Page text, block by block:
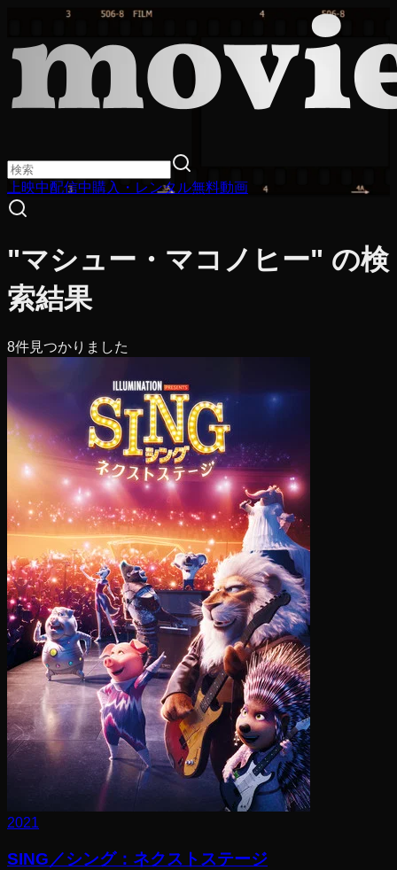
上映中配信中購入・レンタル無料動画
"マシュー・マコノヒー" の検
索結果
8件見つかりました
2021
SING／シング：ネクストステージ